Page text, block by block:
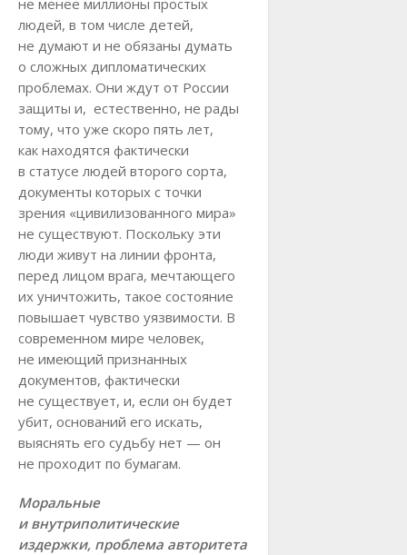
не менее миллионы простых
людей, в том числе детей,
не думают и не обязаны думать
о сложных дипломатических
проблемах. Они ждут от России
защиты и, естественно, не рады
тому, что уже скоро пять лет,
как находятся фактически
в статусе людей второго сорта,
документы которых с точки
зрения «цивилизованного мира»
не существуют. Поскольку эти
люди живут на линии фронта,
перед лицом врага, мечтающего
их уничтожить, такое состояние
повышает чувство уязвимости. В
современном мире человек,
не имеющий признанных
документов, фактически
не существует, и, если он будет
убит, оснований его искать,
выяснять его судьбу нет — он
не проходит по бумагам.
Моральные
и внутриполитические
издержки, проблема авторитета